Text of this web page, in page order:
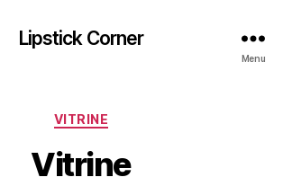
Lipstick Corner
Menu
Categorias
VITRINE
Vitrine